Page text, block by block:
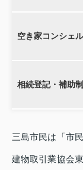
空き家コンシェ
相続登記・補助
三島市民は「市
建物取引業協会